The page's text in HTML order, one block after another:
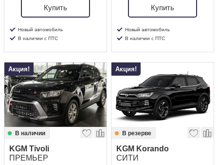
Купить
Новый автомобиль
В наличии с ПТС
Купить
Новый автомобиль
В наличии с ПТС
Акция!
В наличии
KGM Tivoli
ПРЕМЬЕР
Акция!
В резерве
KGM Korando
СИТИ